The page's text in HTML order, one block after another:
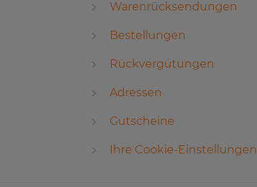
Warenrücksendungen
Bestellungen
Rückvergütungen
Adressen
Gutscheine
Ihre Cookie-Einstellungen